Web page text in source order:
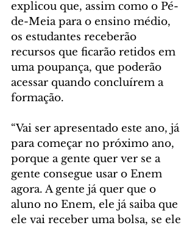
explicou que, assim como o Pé-
de-Meia para o ensino médio,
os estudantes receberão
recursos que ficarão retidos em
uma poupança, que poderão
acessar quando concluírem a
formação.
“Vai ser apresentado este ano, já
para começar no próximo ano,
porque a gente quer ver se a
gente consegue usar o Enem
agora. A gente já quer que o
aluno no Enem, ele já saiba que
ele vai receber uma bolsa, se ele